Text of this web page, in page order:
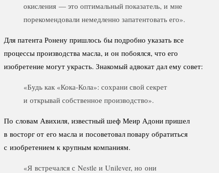
окисления — это оптимальный показатель, и мне
порекомендовали немедленно запатентовать его».
Для патента Ронену пришлось бы подробно указать все
процессы производства масла, и он побоялся, что его
изобретение могут украсть. Знакомый адвокат дал ему совет:
«Будь как «Кока-Кола»: сохрани свой секрет
и открывай собственное производство».
По словам Авихиля, известный шеф Меир Адони пришел
в восторг от его масла и посоветовал повару обратиться
с изобретением к крупным компаниям.
«Я встречался с Nestle и Unilever, но они